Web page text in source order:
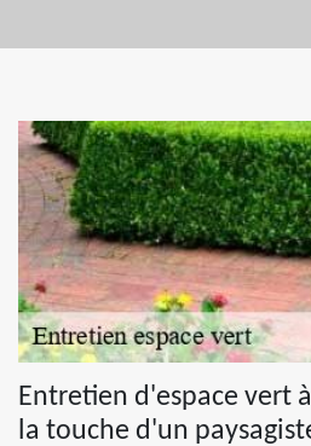
Entretien d'espace vert
la touche d'un